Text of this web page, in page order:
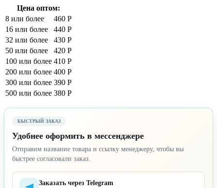
Цена оптом:
8 или более
460 Р
16 или более
440 Р
32 или более
430 Р
50 или более
420 Р
100 или более 410 Р
200 или более 400 Р
300 или более 390 Р
500 или более 380 Р
БЫСТРЫЙ ЗАКАЗ
Удобнее оформить в мессенджере
Отправим название товара и ссылку менеджеру, чтобы вы
быстрее согласовали заказ.
Заказать через Telegram